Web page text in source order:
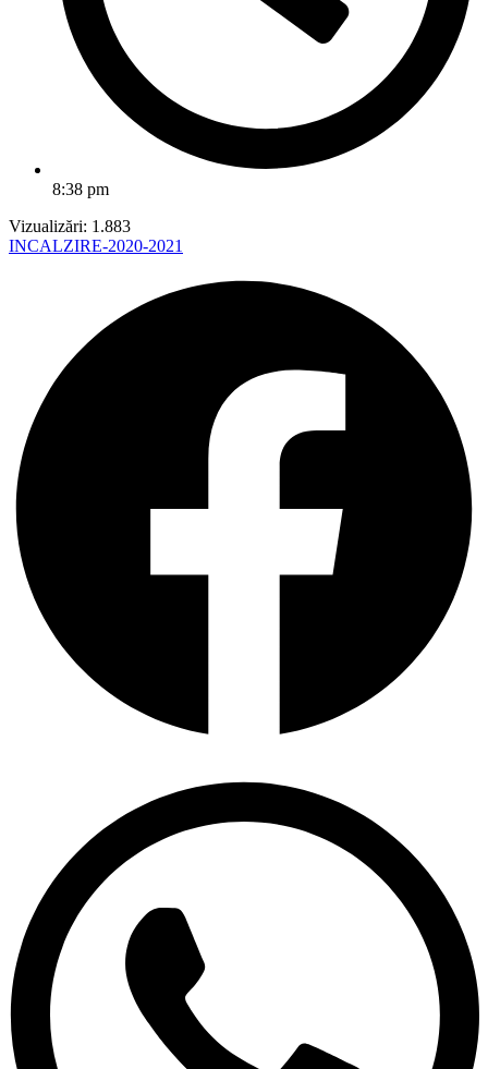
8:38 pm
Vizualizări: 1.883
INCALZIRE-2020-2021